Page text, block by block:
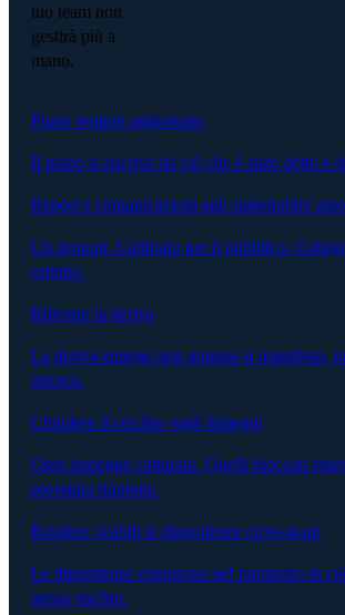
tuo team non
gestirà più a
mano.
Piano sempre aggiornato
Il piano si riscrive da ciò che è stato detto e
Report e comunicazioni agli stakeholder
Un prompt. Calibrato per il pubblico.
origine.
Rilevare la deriva
La deriva emerge non appena si manifesta,
steerco.
Chiudere il cerchio sugli impegni
Ogni impegno catturato. Quelli bloccati
prossima riunione.
Rendere visibili le dipendenze cross-team
Le dipendenze emergono nel momento in
stesso rischio.